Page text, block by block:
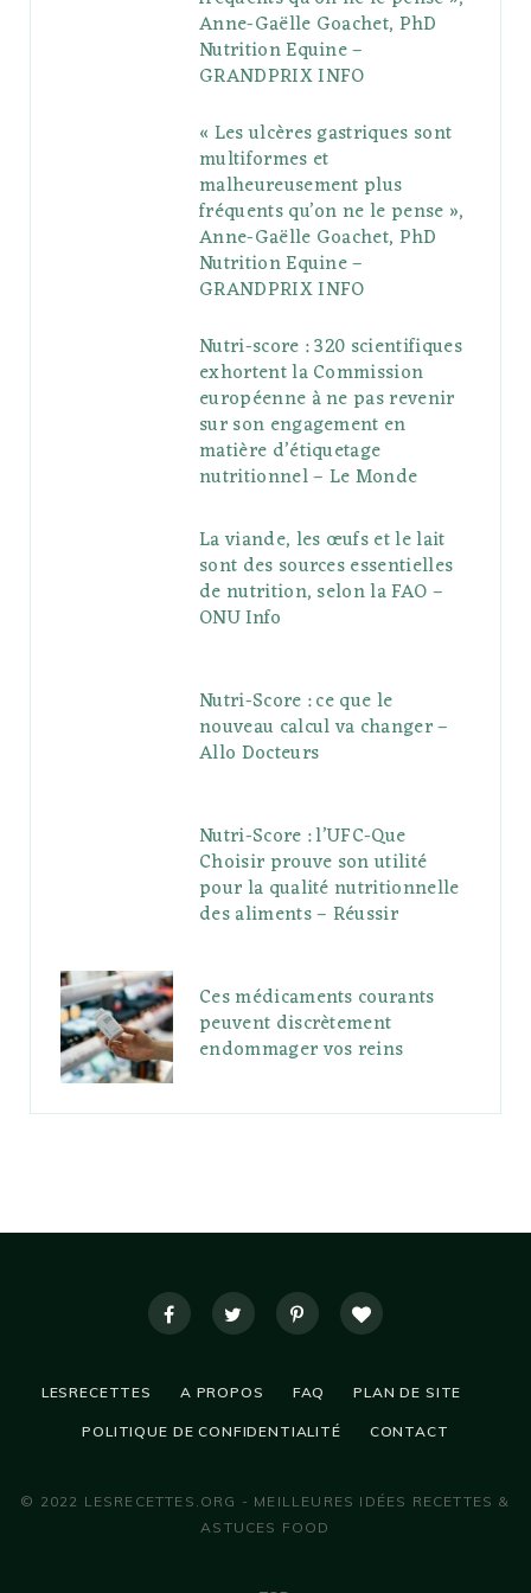
s
m
Anne-Gaëlle Goachet, PhD
Nutrition Equine –
GRANDPRIX INFO
« Les ulcères gastriques sont
multiformes et
malheureusement plus
fréquents qu’on ne le pense »,
Anne-Gaëlle Goachet, PhD
Nutrition Equine –
GRANDPRIX INFO
Nutri-score : 320 scientifiques
exhortent la Commission
européenne à ne pas revenir
sur son engagement en
matière d’étiquetage
nutritionnel – Le Monde
La viande, les œufs et le lait
sont des sources essentielles
de nutrition, selon la FAO –
ONU Info
Nutri-Score : ce que le
nouveau calcul va changer –
Allo Docteurs
Nutri-Score : l’UFC-Que
Choisir prouve son utilité
pour la qualité nutritionnelle
des aliments – Réussir
Ces médicaments courants
peuvent discrètement
endommager vos reins
LESRECETTES A PROPOS FAQ PLAN DE SITE
POLITIQUE DE CONFIDENTIALITÉ CONTACT
© 2022 LESRECETTES.ORG - MEILLEURES IDÉES RECETTES &
ASTUCES FOOD